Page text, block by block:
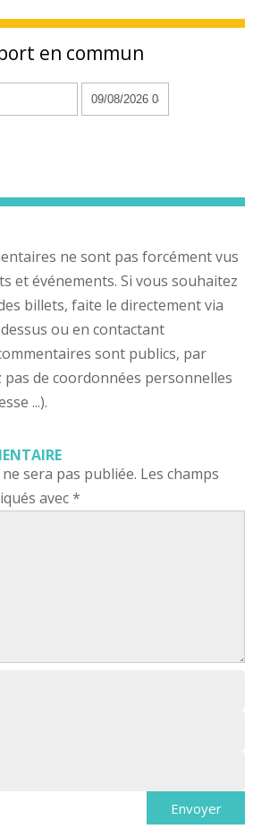
en commun
ne sont pas forcément vus
et événements. Si vous souhaitez
billets, faite le directement via
ou en contactant
sont publics, par
de coordonnées personnelles
...).
sera pas publiée. Les champs
avec*